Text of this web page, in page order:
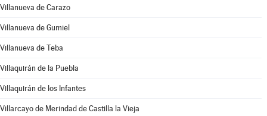
Villanueva de Carazo
Villanueva de Gumiel
Villanueva de Teba
Villaquirán de la Puebla
Villaquirán de los Infantes
Villarcayo de Merindad de Castilla la Vieja